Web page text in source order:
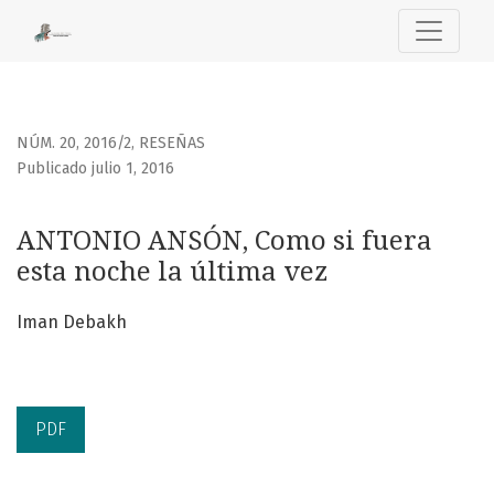
ANTONIO ANSÓN, Como si fuera esta noche la última vez
NÚM. 20, 2016/2, RESEÑAS
ANTONIO ANSÓN, Como si fuera
esta noche la última vez
Publicado julio 1, 2016
Iman Debakh
PDF